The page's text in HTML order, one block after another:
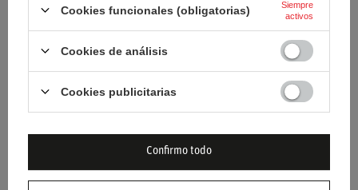
Marca
Mercedes AMG Petronas F1
Team
Unisex
Cookies funcionales (obligatorias)
Siempre
activos
Cookies de análisis
Cookies publicitarias
Confirmo todo